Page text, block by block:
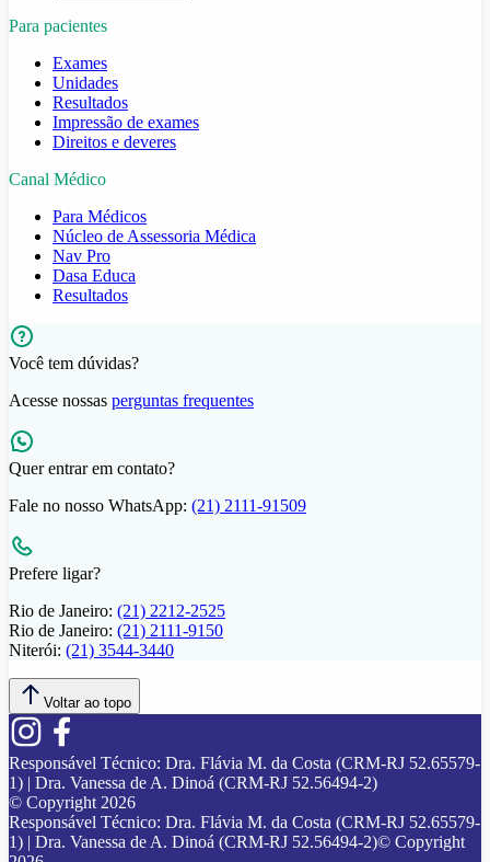
Para pacientes
Exames
Unidades
Resultados
Impressão de exames
Direitos e deveres
Canal Médico
Para Médicos
Núcleo de Assessoria Médica
Nav Pro
Dasa Educa
Resultados
Você tem dúvidas?
Acesse nossas perguntas frequentes
Quer entrar em contato?
Fale no nosso WhatsApp: (21) 2111-91509
Prefere ligar?
Rio de Janeiro: (21) 2212-2525
Rio de Janeiro: (21) 2111-9150
Niterói: (21) 3544-3440
Voltar ao topo
Responsável Técnico: Dra. Flávia M. da Costa (CRM-RJ 52.65579-
1) | Dra. Vanessa de A. Dinoá (CRM-RJ 52.56494-2)
© Copyright 2026
Responsável Técnico: Dra. Flávia M. da Costa (CRM-RJ 52.65579-
1) | Dra. Vanessa de A. Dinoá (CRM-RJ 52.56494-2)© Copyright